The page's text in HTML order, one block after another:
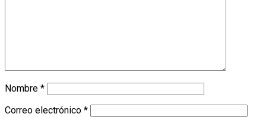
Nombre *
Correo electrónico *